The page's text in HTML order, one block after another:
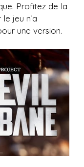
Profitez de la
jeu n’a
une version.